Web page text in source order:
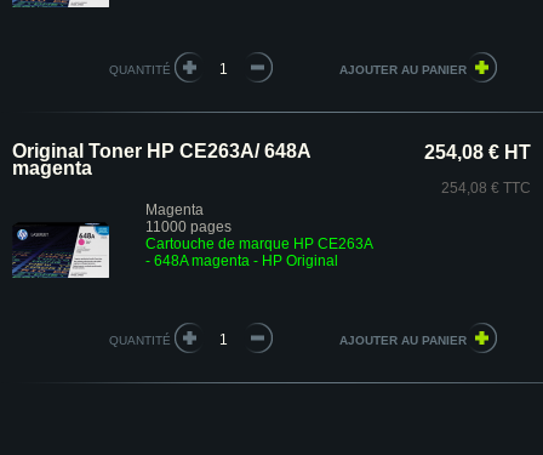
QUANTITÉ
Original Toner HP CE263A/ 648A
magenta
Magenta
11000 pages
Cartouche de marque HP CE263A
- 648A magenta - HP Original
254,08 € HT
254,08 € TTC
QUANTITÉ